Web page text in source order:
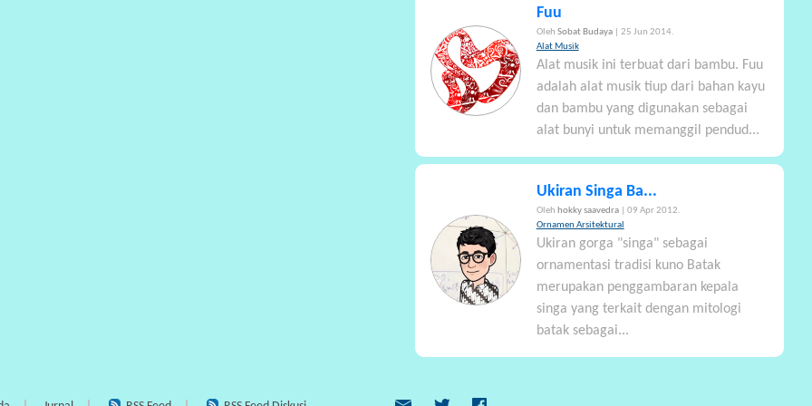
Fuu
Oleh Sobat Budaya
| 25 Jun 2014.
Alat Musik
Alat musik ini terbuat dari bambu. Fuu
adalah alat musik tiup dari bahan kayu
dan bambu yang digunakan sebagai
alat bunyi untuk memanggil pendud...
Ukiran Singa Ba...
Oleh hokky saavedra
| 09 Apr 2012.
Ornamen Arsitektural
Ukiran gorga "singa" sebagai
ornamentasi tradisi kuno Batak
merupakan penggambaran kepala
singa yang terkait dengan mitologi
batak sebagai...